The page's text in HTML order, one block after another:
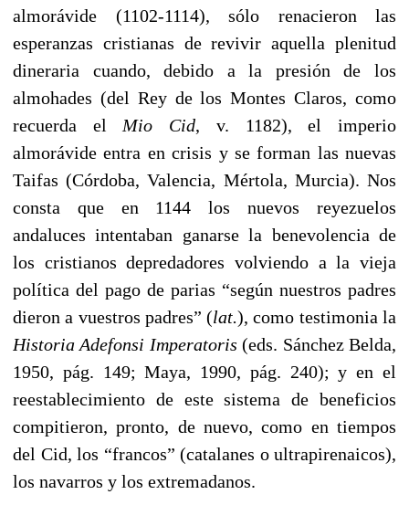
almorávide (1102-1114), sólo renacieron las
esperanzas cristianas de revivir aquella plenitud
dineraria cuando, debido a la presión de los
almohades (del Rey de los Montes Claros, como
recuerda el Mio Cid, v. 1182), el imperio
almorávide entra en crisis y se forman las nuevas
Taifas (Córdoba, Valencia, Mértola, Murcia). Nos
consta que en 1144 los nuevos reyezuelos
andaluces intentaban ganarse la benevolencia de
los cristianos depredadores volviendo a la vieja
política del pago de parias “según nuestros padres
dieron a vuestros padres” (lat.), como testimonia la
Historia Adefonsi Imperatoris(eds. Sánchez Belda,
1950, pág. 149; Maya, 1990, pág. 240); y en el
reestablecimiento de este sistema de beneficios
compitieron, pronto, de nuevo, como en tiempos
del Cid, los “francos” (catalanes o ultrapirenaicos),
los navarros y los extremadanos.